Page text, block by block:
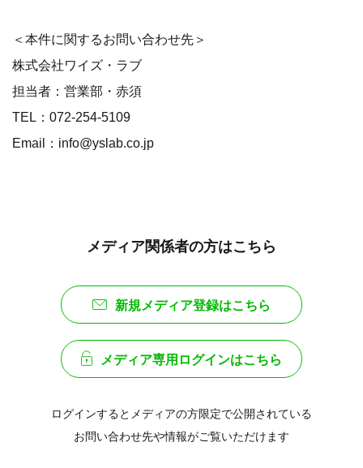
＜本件に関するお問い合わせ先＞
株式会社ワイズ・ラブ
担当者：営業部・赤須
TEL：072-254-5109
Email：info@yslab.co.jp
メディア関係者の方はこちら
新規メディア登録はこちら
メディア専用ログインはこちら
ログインするとメディアの方限定で公開されている
お問い合わせ先や情報がご覧いただけます